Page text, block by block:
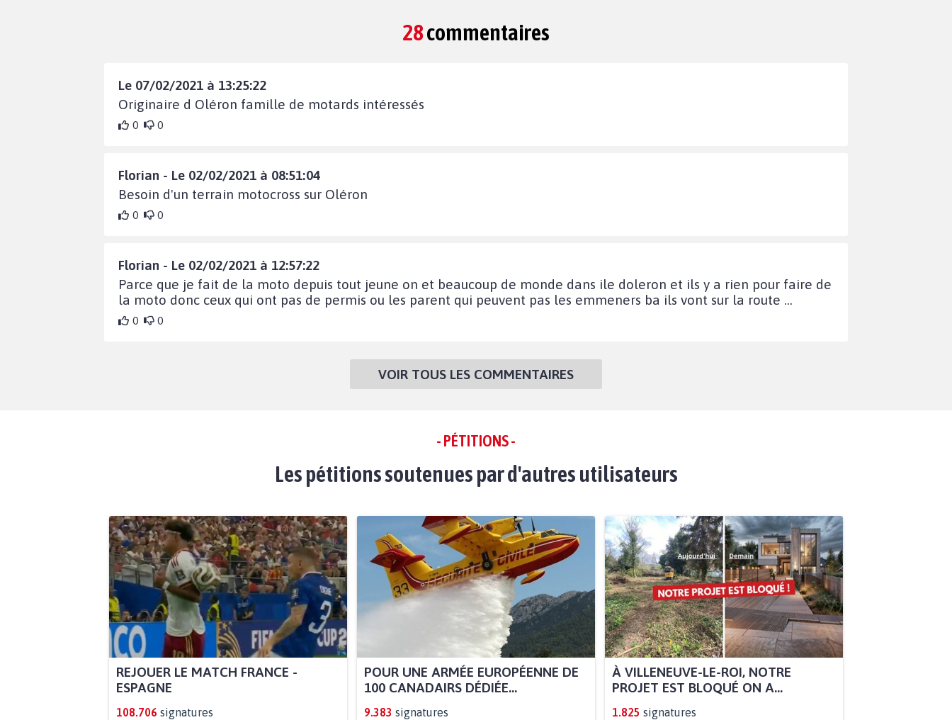
28commentaires
Le 07/02/2021 à 13:25:22
Originaire d Oléron famille de motards intéressés
0 0
Florian - Le 02/02/2021 à 08:51:04
Besoin d'un terrain motocross sur Oléron
0 0
Florian - Le 02/02/2021 à 12:57:22
Parce que je fait de la moto depuis tout jeune on et beaucoup de monde dans ile doleron et ils y a rien pour faire de
la moto donc ceux qui ont pas de permis ou les parent qui peuvent pas les emmeners ba ils vont sur la route ...
0 0
VOIR TOUS LES COMMENTAIRES
- PÉTITIONS -
Les pétitions soutenues par d'autres utilisateurs
REJOUER LE MATCH FRANCE -
ESPAGNE
108.706 signatures
POUR UNE ARMÉE EUROPÉENNE DE
100 CANADAIRS DÉDIÉE...
9.383 signatures
À VILLENEUVE-LE-ROI, NOTRE
PROJET EST BLOQUÉ ON A...
1.825 signatures